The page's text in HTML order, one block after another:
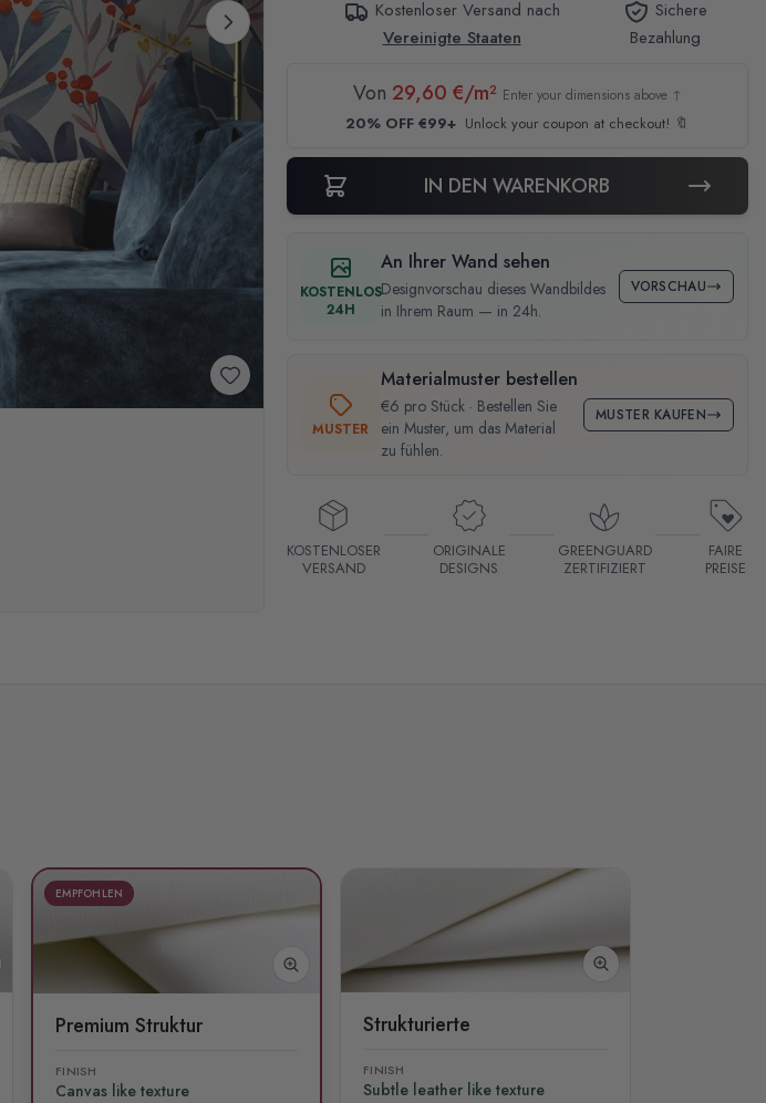
Kostenloser Versand nach
Vereinigte Staaten
Sichere
Bezahlung
Von 29,60 €/m² Enter your dimensions above ↑
20% OFF €99+ Unlock your coupon at checkout! 🔖
IN DEN WARENKORB
KOSTENLOS
24H
An Ihrer Wand sehen
Designvorschau dieses Wandbildes
in Ihrem Raum — in 24h.
VORSCHAU
MUSTER
Materialmuster bestellen
€6 pro Stück · Bestellen Sie
ein Muster, um das Material
zu fühlen.
MUSTER KAUFEN
KOSTENLOSER
VERSAND
ORIGINALE
DESIGNS
GREENGUARD
ZERTIFIZIERT
FAIRE
PREISE
EMPFOHLEN
Premium Struktur
FINISH
Canvas like texture
Strukturierte
FINISH
Subtle leather like texture